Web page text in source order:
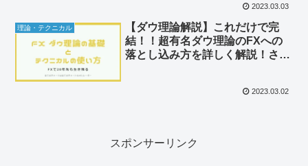
2023.03.03
理論・テクニカル
【ダウ理論解説】これだけで完
結！！超有名ダウ理論のFXへの
落とし込み方を詳しく解説！さら
2023.03.02
スポンサーリンク